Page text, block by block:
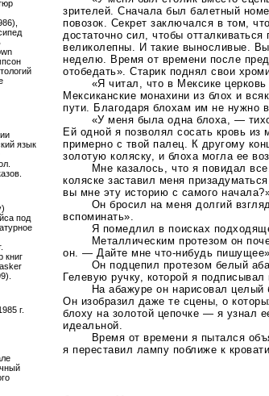
язык
.
под
книг
г.
зрителей. Сначала был балетный
повозок. Секрет заключался в том,
достаточно сил, чтобы
великолепны. И такие выносливые.
неделю. Время от времени после
отобедать». Старик поднял свои
«Я читал, что в Мексике
Мексиканские монахини из блох и
пути. Благодаря блохам им не нужно
«У меня была одна блоха, —
Ей одной я позволял сосать кровь
примерно с твой палец. К другому
золотую коляску, и блоха могла ее
Мне казалось, что я повидал
коляске заставил меня
вы мне эту историю с самого
Он бросил на меня долгий
вспоминать».
Я помедлил в поисках
Металлическим протезом он
он. — Дайте мнечто-нибудь
Он подцепил протезом белый
Гелевую ручку, которой я
На абажуре он нарисовал целый
Он изобразил даже те сцены, о
блоху на золотой цепочке — я узнал
идеальной.
Время от времени я пытался
я переставил лампу поближе к